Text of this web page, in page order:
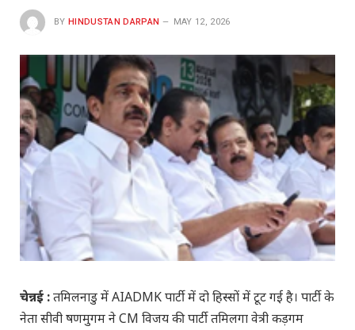
BY HINDUSTAN DARPAN MAY 12, 2026
चेन्नई :तमिलनाडु में AIADMK पार्टी में दो हिस्सों में टूट गई है। पार्टी के
नेता सीवी षणमुगम ने CM विजय की पार्टी तमिलगा वेत्री कड़गम